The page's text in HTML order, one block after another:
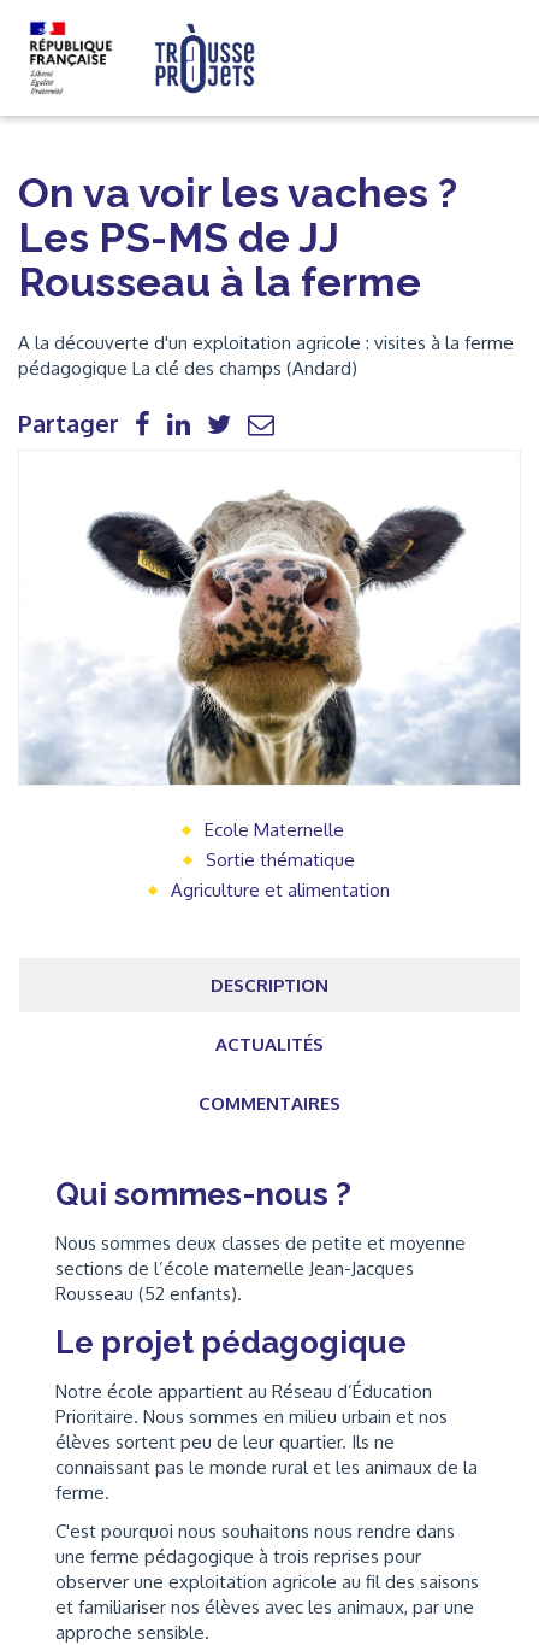
On va voir les vaches ?
Les PS-MS de JJ
Rousseau à la ferme
A la découverte d'un exploitation agricole : visites à la ferme
pédagogique La clé des champs (Andard)
Partager
Ecole Maternelle
Sortie thématique
Agriculture et alimentation
DESCRIPTION
ACTUALITÉS
COMMENTAIRES
Qui sommes-nous ?
Nous sommes deux classes de petite et moyenne
sections de l’école maternelle Jean-Jacques
Rousseau (52 enfants).
Le projet pédagogique
Notre école appartient au Réseau d’Éducation
Prioritaire. Nous sommes en milieu urbain et nos
élèves sortent peu de leur quartier. Ils ne
connaissant pas le monde rural et les animaux de la
ferme.
C'est pourquoi nous souhaitons nous rendre dans
une ferme pédagogique à trois reprises pour
observer une exploitation agricole au fil des saisons
et familiariser nos élèves avec les animaux, par une
approche sensible.